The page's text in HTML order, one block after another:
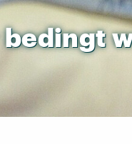
bedingt